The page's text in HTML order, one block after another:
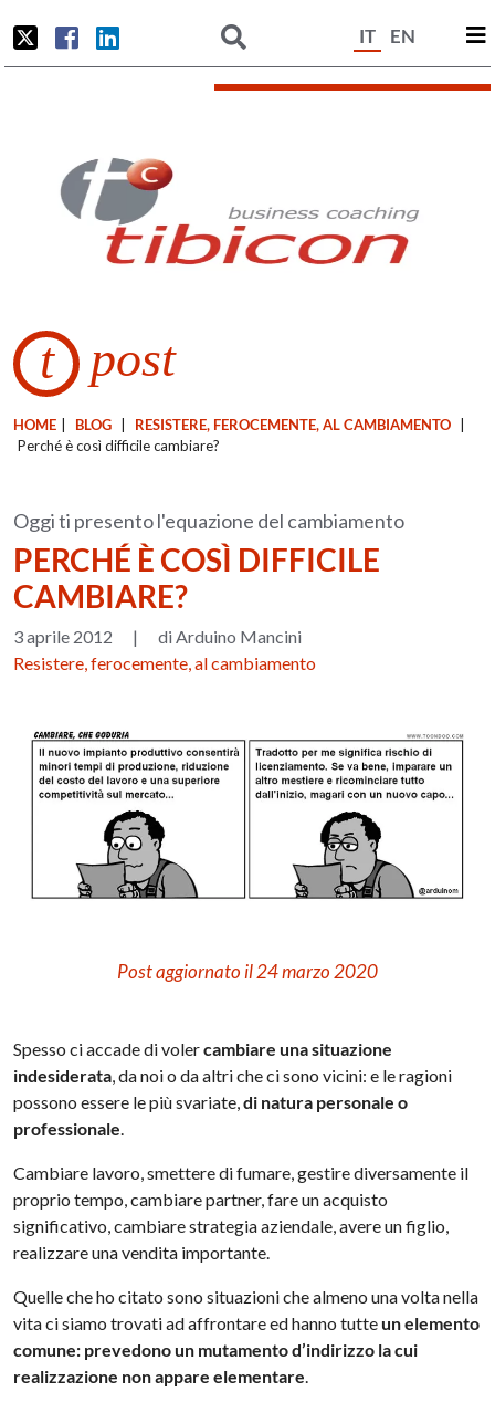
IT EN
t post
HOME BLOG RESISTERE, FEROCEMENTE, AL CAMBIAMENTO
Perché è così difficile cambiare?
Oggi ti presento l'equazione del cambiamento
PERCHÉ È COSÌ DIFFICILE
CAMBIARE?
3 aprile 2012 |
di Arduino Mancini
Resistere, ferocemente, al cambiamento
Post aggiornato il 24 marzo 2020
Spesso ci accade di volercambiare una situazione
indesiderata, da noi o da altri che ci sono vicini: e le ragioni
possono essere le più svariate,di natura personale o
professionale.
Cambiare lavoro, smettere di fumare, gestire diversamente il
proprio tempo, cambiare partner, fare un acquisto
significativo, cambiare strategia aziendale, avere un figlio,
realizzare una vendita importante.
Quelle che ho citato sono situazioni che almeno una volta nella
vita ci siamo trovati ad affrontare ed hanno tutteun elemento
comune: prevedono un mutamento d’indirizzo la cui
realizzazione non appare elementare.